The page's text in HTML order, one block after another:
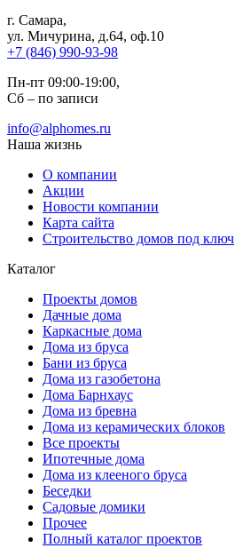
г. Самара,
ул. Мичурина, д.64, оф.10
+7 (846) 990-93-98
Пн-пт 09:00-19:00,
Сб – по записи
info@alphomes.ru
Наша жизнь
О компании
Акции
Новости компании
Карта сайта
Строительство домов под ключ
Каталог
Проекты домов
Дачные дома
Каркасные дома
Дома из бруса
Бани из бруса
Дома из газобетона
Дома Барнхаус
Дома из бревна
Дома из керамических блоков
Все проекты
Ипотечные дома
Дома из клееного бруса
Беседки
Садовые домики
Прочее
Полный каталог проектов